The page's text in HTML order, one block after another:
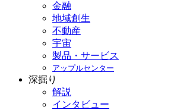
金融
地域創生
不動産
宇宙
製品・サービス
アップルセンター
深掘り
解説
インタビュー